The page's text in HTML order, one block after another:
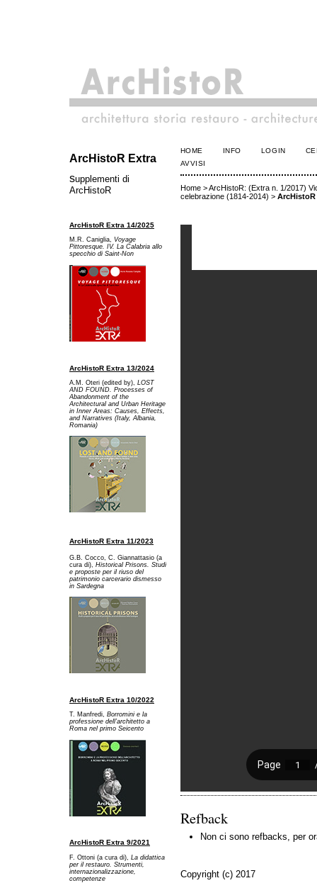
ArcHistoR Extra
supplementi di
ArcHistoR
ArcHistoR Extra 14/2025
M.R. Caniglia, Voyage
Pittoresque. IV. La Calabria allo
specchio di Saint-Non
ArcHistoR Extra 13/2024
A.M. Oteri (edited by), LOST
AND FOUND. Processes of
Abandonment of the
Architectural and Urban Heritage
in Inner Areas: Causes, Effects,
and Narratives (Italy, Albania,
Romania)
ArcHistoR Extra 11/2023
G.B. Cocco, C. Giannattasio (a
cura di), Historical Prisons. Studi
e proposte per il riuso del
patrimonio carcerario dismesso
in Sardegna
ArcHistoR Extra 10/2022
T. Manfredi, Borromini e la
professione dell’architetto a
Roma nel primo Seicento
ArcHistoR Extra 9/2021
F. Ottoni (a cura di), La didattica
per il restauro. Strumenti,
internazionalizzazione,
competenze
HOME INFO LOGIN
AVVISI
Home>ArcHistoR: (Extra n. 1/2017)
celebrazione (1814-2014) > ArcHistoR
Refback
Non ci sono refbacks, per
Copyright (c) 2017